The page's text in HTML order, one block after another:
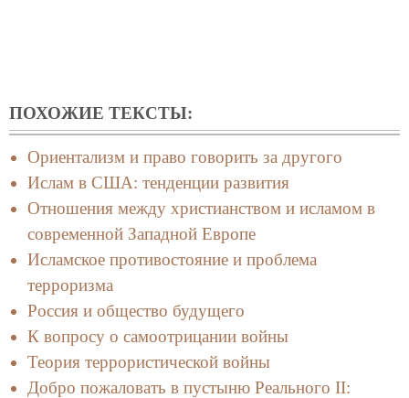
ПОХОЖИЕ ТЕКСТЫ:
Ориентализм и право говорить за другого
Ислам в США: тенденции развития
Отношения между христианством и исламом в
современной Западной Европе
Исламское противостояние и проблема
терроризма
Россия и общество будущего
К вопросу о самоотрицании войны
Теория террористической войны
Добро пожаловать в пустыню Реального II: